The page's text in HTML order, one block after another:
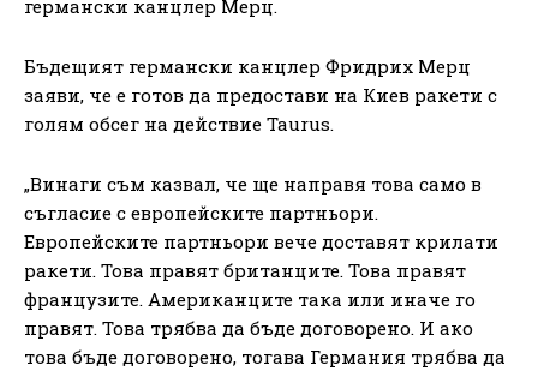
германски канцлер Мерц.
Бъдещият германски канцлер Фридрих Мерц
заяви, че е готов да предостави на Киев ракети с
голям обсег на действие Taurus.
„Винаги съм казвал, че ще направя това само в
съгласие с европейските партньори.
Европейските партньори вече доставят крилати
ракети. Това правят британците. Това правят
французите. Американците така или иначе го
правят. Това трябва да бъде договорено. И ако
това бъде договорено, тогава Германия трябва да